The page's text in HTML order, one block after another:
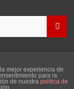
de Privacidad
mejor experiencia de
para la
de nuestra política de